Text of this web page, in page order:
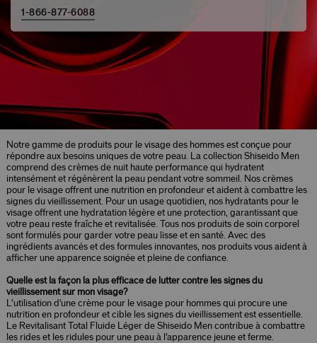
1-866-877-6088
Notre gamme de produits pour le visage des hommes est conçue pour
répondre aux besoins uniques de votre peau. La collection Shiseido Men
comprend des crèmes de nuit haute performance qui hydratent
intensément et régénèrent la peau pendant votre sommeil. Nos crèmes
pour le visage offrent une nutrition en profondeur et aident à combattre les
signes du vieillissement. Pour un usage quotidien, nos hydratants pour le
visage offrent une hydratation légère et une protection, garantissant que
votre peau reste fraîche et revitalisée. Tous nos produits de soin corporel
sont formulés pour garder votre peau lisse et en santé. Avec des
ingrédients avancés et des formules innovantes, nos produits vous aident à
afficher une apparence soignée et pleine de confiance.
Quelle est la façon la plus efficace de lutter contre les signes du
vieillissement sur mon visage?
L’utilisation d'une crème pour le visage pour hommes qui procure une
nutrition en profondeur et cible les signes du vieillissement est essentielle.
Le Revitalisant Total Fluide Léger de Shiseido Men contribue à combattre
les rides et les ridules pour une peau à l’apparence jeune et ferme.